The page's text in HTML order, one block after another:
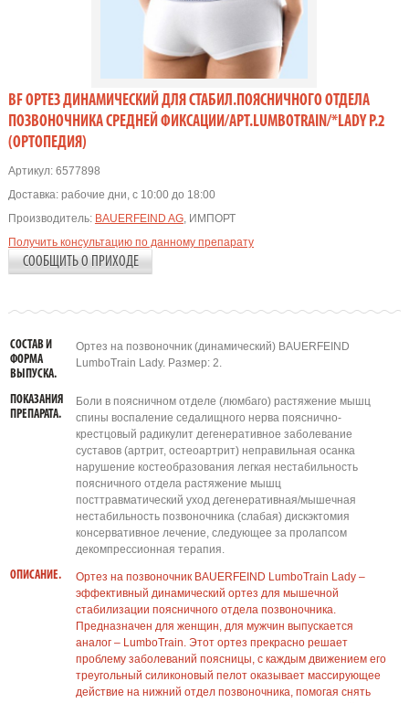
BF ОРТЕЗ ДИНАМИЧЕСКИЙ ДЛЯ СТАБИЛ.ПОЯСНИЧНОГО ОТДЕЛА
ПОЗВОНОЧНИКА СРЕДНЕЙ ФИКСАЦИИ/АРТ.LUMBOTRAIN/*LADY Р.2
(ОРТОПЕДИЯ)
Артикул:6577898
Доставка: рабочие дни, с 10:00 до 18:00
Производитель: BAUERFEIND AG, ИМПОРТ
Получить консультацию по данному препарату
СООБЩИТЬ О ПРИХОДЕ
СОСТАВ И
ФОРМА
ВЫПУСКА.
Ортез на позвоночник (динамический) BAUERFEIND
LumboTrain Lady. Размер: 2.
ПОКАЗАНИЯ
ПРЕПАРАТА.
Боли в поясничном отделе (люмбаго) растяжение мышц
спины воспаление седалищного нерва пояснично-
крестцовый радикулит дегенеративное заболевание
суставов (артрит, остеоартрит) неправильная осанка
нарушение костеобразования легкая нестабильность
поясничного отдела растяжение мышц
посттравматический уход дегенеративная/мышечная
нестабильность позвоночника (слабая) дискэктомия
консервативное лечение, следующее за пролапсом
декомпрессионная терапия.
ОПИСАНИЕ.
Ортез на позвоночник BAUERFEIND LumboTrain Lady –
эффективный динамический ортез для мышечной
стабилизации поясничного отдела позвоночника.
Предназначен для женщин, для мужчин выпускается
аналог – LumboTrain. Этот ортез прекрасно решает
проблему заболеваний поясницы, с каждым движением его
треугольный силиконовый пелот оказывает массирующее
действие на нижний отдел позвоночника, помогая снять